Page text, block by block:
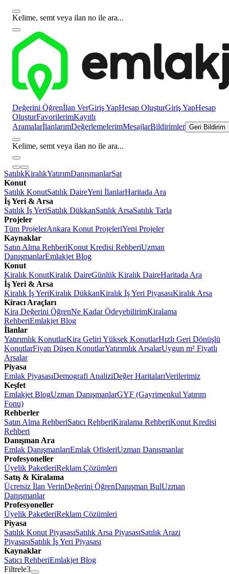
Kelime, semt veya ilan no ile ara...
Değerini Öğrenİlan VerGiriş YapHesap OluşturGiriş YapHesap
OluşturFavorilerimKayıtlı
AramalarİlanlarımDeğerlemelerimMesajlarBildirimler Geri Bildirim
Kelime, semt veya ilan no ile ara...
SatılıkKiralıkYatırımDanışmanlarSat
Konut
Satılık KonutSatılık DaireYeni İlanlarHaritada Ara
İş Yeri & Arsa
Satılık İş YeriSatılık DükkanSatılık ArsaSatılık Tarla
Projeler
Tüm ProjelerAnkara Konut ProjeleriYeni Projeler
Kaynaklar
Satın Alma RehberiKonut Kredisi RehberiUzman
DanışmanlarEmlakjet Blog
Konut
Kiralık KonutKiralık DaireGünlük Kiralık DaireHaritada Ara
İş Yeri & Arsa
Kiralık İş YeriKiralık DükkanKiralık İş Yeri PiyasasıKiralık Arsa
Kiracı Araçları
Kira Değerini ÖğrenNe Kadar ÖdeyebilirimKiralama
RehberiEmlakjet Blog
İlanlar
Yatırımlık KonutlarKira Geliri Yüksek KonutlarHızlı Geri Dönüşlü
KonutlarFiyatı Düşen KonutlarYatırımlık ArsalarUygun m² Fiyatlı
Arsalar
Piyasa
Emlak PiyasasıDemografi AnaliziDeğer HaritalarıVerilerimiz
Keşfet
Emlakjet BlogUzman DanışmanlarGYF (Gayrimenkul Yatırım
Fonu)
Rehberler
Satın Alma RehberiSatıcı RehberiKiralama RehberiKonut Kredisi
Rehberi
Danışman Ara
Emlak DanışmanlarıEmlak OfisleriUzman Danışmanlar
Profesyoneller
Üyelik PaketleriReklam Çözümleri
Satış & Kiralama
Ücretsiz İlan VerinDeğerini ÖğrenDanışman BulUzman
Danışmanlar
Profesyoneller
Üyelik PaketleriReklam Çözümleri
Piyasa
Satılık Konut PiyasasıSatılık Arsa PiyasasıSatılık Arazi
PiyasasıSatılık İş Yeri Piyasası
Kaynaklar
Satıcı RehberiEmlakjet Blog
Filtrele3